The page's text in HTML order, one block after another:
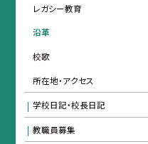
レガシー教育
沿革
校歌
所在地・アクセス
学校日記・校長日記
教職員募集